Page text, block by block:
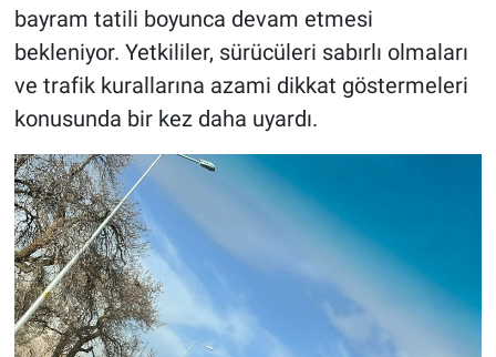
bayram tatili boyunca devam etmesi
bekleniyor. Yetkililer, sürücüleri sabırlı olmaları
ve trafik kurallarına azami dikkat göstermeleri
konusunda bir kez daha uyardı.